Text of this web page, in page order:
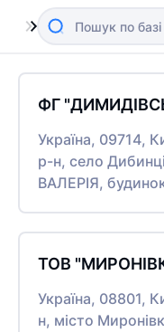
ФГ
Україна, 09714,
р-н, село
ВАЛЕРІЯ,
ТОВ
Україна, 08801,
н, місто